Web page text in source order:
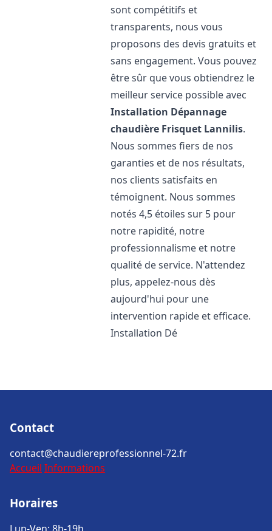
sont compétitifs et
transparents, nous vous
proposons des devis gratuits et
sans engagement. Vous pouvez
être sûr que vous obtiendrez le
meilleur service possible avec
Installation Dépannage
chaudière Frisquet Lannilis.
Nous sommes fiers de nos
garanties et de nos résultats,
nos clients satisfaits en
témoignent. Nous sommes
notés 4,5 étoiles sur 5 pour
notre rapidité, notre
professionnalisme et notre
qualité de service. N'attendez
plus, appelez-nous dès
aujourd'hui pour une
intervention rapide et efficace.
Installation Dé
Contact
contact@chaudiereprofessionnel-72.fr
Accueil Informations
Horaires